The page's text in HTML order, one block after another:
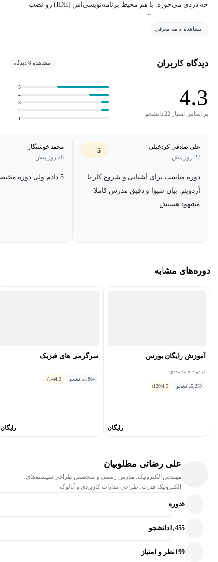
چه دردی می‌خوره. با هم محیط برنامه‌نویسی‌اش (IDE) رو نصب
برای ورود به دنیای شیرین الکترونیک و میکروکنترلرهاست.
مشاهده ادامه معرفی
دیدگاه کاربران مشاهده 8 دیدگاه
4.3
بر اساس امتیاز 22 دانشجو
1
2
3
4
5
علی صادقی کردخیلی
27 روز پیش
5
دوره مناسب برای آشنایی و شروع کار با
آردوینو. بیان شیوا و دقیق مدرس کاملا
مشهود هستش.
محمد خوشنگار
28 روز پیش
5 دادم ولی دوره مختصری
دوره‌های مشابه
آموزش رایگان بورس
فیندو • حامد مددی
5,259دانشجو 4.5
(120)
رایگان
سرگرمی های فیزیک
1,864دانشجو 4.2
(14)
رایگان
علی رضائی مطلوبیان
مهندس الکترونیک، مدرس رسمی و متخصص طراحی سیستم‌های
الکترونیک قدرت، طراحی مدارات کاربردی و آنالوگ
6دوره
1,455دانشجو
199نظر و امتیاز